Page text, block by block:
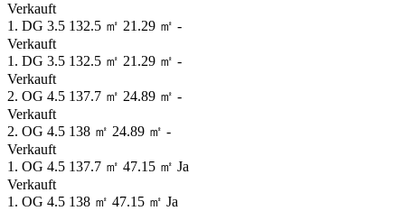
Verkauft
1. DG 3.5 132.5 ㎡ 21.29 ㎡ -
Verkauft
1. DG 3.5 132.5 ㎡ 21.29 ㎡ -
Verkauft
2. OG 4.5 137.7 ㎡ 24.89 ㎡ -
Verkauft
2. OG 4.5 138 ㎡ 24.89 ㎡ -
Verkauft
1. OG 4.5 137.7 ㎡ 47.15 ㎡ Ja
Verkauft
1. OG 4.5 138 ㎡ 47.15 ㎡ Ja